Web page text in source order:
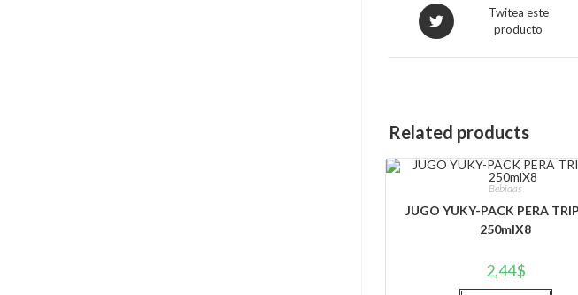
Opens
in
Twitea este
producto
Related products
Bebidas
JUGO YUKY-PACK PERA
250mlX8
2,44$